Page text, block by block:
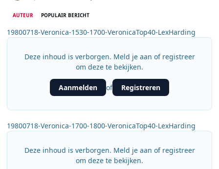
AUTEUR POPULAIR BERICHT
19800718-Veronica-1530-1700-VeronicaTop40-LexHarding
Deze inhoud is verborgen. Meld je aan of registreer
om deze te bekijken.
Aanmelden of Registreren
19800718-Veronica-1700-1800-VeronicaTop40-LexHarding
Deze inhoud is verborgen. Meld je aan of registreer
om deze te bekijken.